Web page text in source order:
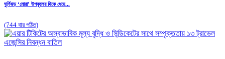
ঘূর্ণিঝড় ‘মোরা’ উপকূলের দিকে ধেয়ে...
(744 বার পঠিত)